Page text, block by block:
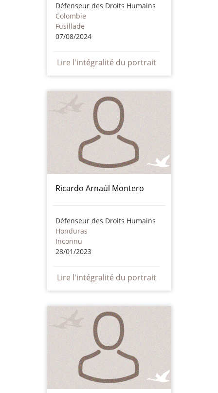
Défenseur des Droits Humains
Colombie
Fusillade
07/08/2024
Lire l'intégralité du portrait
Ricardo Arnaúl Montero
Défenseur des Droits Humains
Honduras
Inconnu
28/01/2023
Lire l'intégralité du portrait